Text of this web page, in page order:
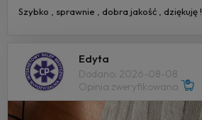
Szybko , sprawnie , dobra jakość , dziękuję !
Edyta
Dodano: 2026-08-08
Opinia zweryfikowana